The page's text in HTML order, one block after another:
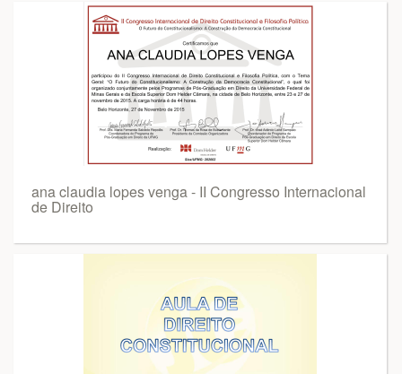
ana claudia lopes venga - II Congresso Internacional
de Direito